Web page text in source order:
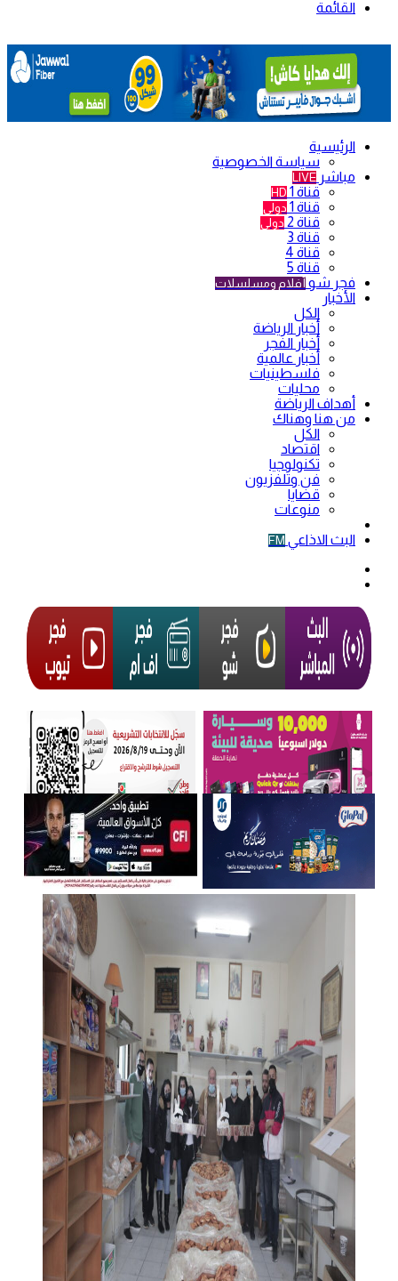
القائمة
الرئيسية
سياسة الخصوصية
مباشر LIVE
قناة 1 HD
قناة 1 دولي
قناة 2 دولي
قناة 3
قناة 4
قناة 5
فجر شو أفلام ومسلسلات
الأخبار
الكل
أخبار الرياضة
أخبار الفجر
أخبار عالمية
فلسطينيات
محليات
أهداف الرياضة
من هنا وهناك
الكل
اقتصاد
تكنولوجيا
فن وتلفزيون
قضايا
منوعات
البث الاذاعي FM